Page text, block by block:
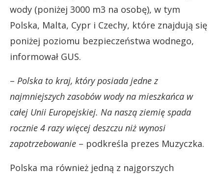
wody (poniżej 3000 m3 na osobę), w tym
Polska, Malta, Cypr i Czechy, które znajdują się
poniżej poziomu bezpieczeństwa wodnego,
informował GUS.
– Polska to kraj, który posiada jedne z
najmniejszych zasobów wody na mieszkańca w
całej Unii Europejskiej. Na naszą ziemię spada
rocznie 4 razy więcej deszczu niż wynosi
zapotrzebowanie – podkreśla prezes Muzyczka.
Polska ma również jedną z najgorszych